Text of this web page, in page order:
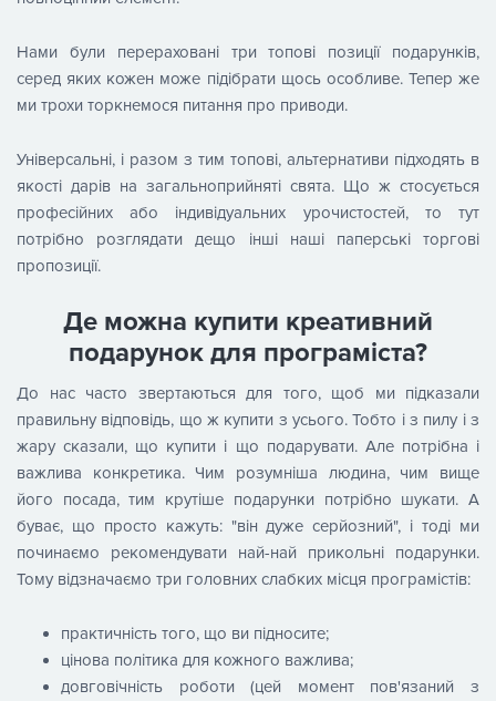
Нами були перераховані три топові позиції подарунків,
серед яких кожен може підібрати щось особливе. Тепер же
ми трохи торкнемося питання про приводи.
Універсальні, і разом з тим топові, альтернативи підходять в
якості дарів на загальноприйняті свята. Що ж стосується
професійних або індивідуальних урочистостей, то тут
потрібно розглядати дещо інші наші паперські торгові
пропозиції.
Де можна купити креативний
подарунок для програміста?
До нас часто звертаються для того, щоб ми підказали
правильну відповідь, що ж купити з усього. Тобто і з пилу і з
жару сказали, що купити і що подарувати. Але потрібна і
важлива конкретика. Чим розумніша людина, чим вище
його посада, тим крутіше подарунки потрібно шукати. А
буває, що просто кажуть: "він дуже серйозний", і тоді ми
починаємо рекомендувати най-най прикольні подарунки.
Тому відзначаємо три головних слабких місця програмістів:
практичність того, що ви підносите;
цінова політика для кожного важлива;
довговічність роботи (цей момент пов'язаний з